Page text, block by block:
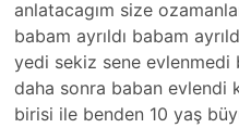
anlatacagım size
babam ayrıldı babam
yedi sekiz sene
daha sonra baban evlendi
birisi ile benden 10 yaş